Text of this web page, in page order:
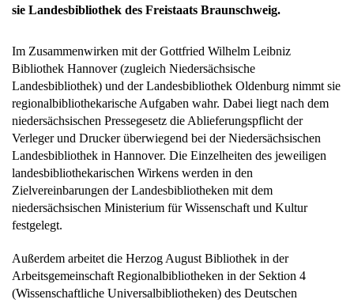
sie Landesbibliothek des Freistaats Braunschweig.
Im Zusammenwirken mit der Gottfried Wilhelm Leibniz
Bibliothek Hannover (zugleich Niedersächsische
Landesbibliothek) und der Landesbibliothek Oldenburg nimmt sie
regionalbibliothekarische Aufgaben wahr. Dabei liegt nach dem
niedersächsischen Pressegesetz die Ablieferungspflicht der
Verleger und Drucker überwiegend bei der Niedersächsischen
Landesbibliothek in Hannover. Die Einzelheiten des jeweiligen
landesbibliothekarischen Wirkens werden in den
Zielvereinbarungen der Landesbibliotheken mit dem
niedersächsischen Ministerium für Wissenschaft und Kultur
festgelegt.
Außerdem arbeitet die Herzog August Bibliothek in der
Arbeitsgemeinschaft Regionalbibliotheken in der Sektion 4
(Wissenschaftliche Universalbibliotheken) des Deutschen